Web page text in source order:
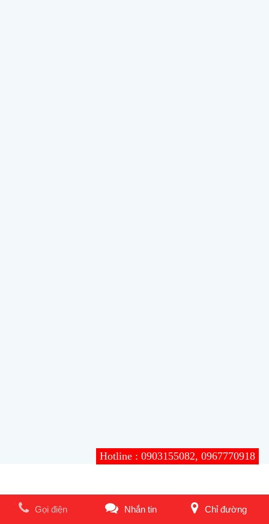
Hotline : 0903155082, 0967770918
Gọi điện Nhắn tin Chỉ đường